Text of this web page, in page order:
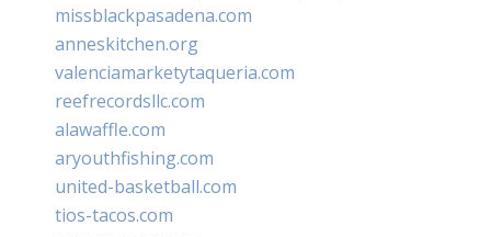
missblackpasadena.com
anneskitchen.org
valenciamarketytaqueria.com
reefrecordsllc.com
alawaffle.com
aryouthfishing.com
united-basketball.com
tios-tacos.com